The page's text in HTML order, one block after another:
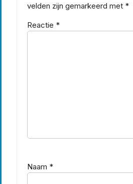
velden zijn gemarkeerd met *
Reactie *
Naam *